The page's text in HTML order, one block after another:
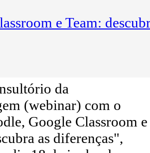
e Team:
da
(webinar) com o
Google Classroom e
as diferenças",